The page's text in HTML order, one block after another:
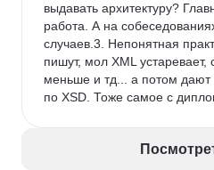
выдавать архитектуру?
работа. А на
случаев.3. Непонятная
пишут, мол XML устаревает,
меньше и тд... а потом дают
по XSD. Тоже самое с
ему трудоустроиться и